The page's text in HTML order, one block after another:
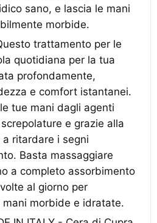
sano, e lascia le mani
morbide.
trattamento per le
quotidiana per la tua
profondamente,
e comfort istantanei.
tue mani dagli agenti
e grazie alla
ritardare i segni
Basta massaggiare
a completo assorbimento
al giorno per
morbide e idratate.